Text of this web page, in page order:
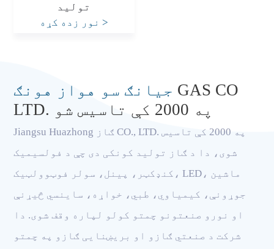
تولید
>
جيانګ سو هواز هونګ GAS CO
LTD. په 2000 کې تاسیس شو
Jiangsu Huazhong ګاز CO., LTD. په 2000 کې تاسیس
شوی، دا د ګاز تولید کونکی دی چې د فولسیمیک
کنډکټر، پینل، سولر فوټوولټیک، LED، ماشین
جوړونې، کیمیاوي، طبي، خواړه، ساینسي څیړنې
او نورو صنعتونو چمتو کولو لپاره وقف شوی. دا
شرکت د صنعتي ګازو او بریښنایی ګازو په چمتو